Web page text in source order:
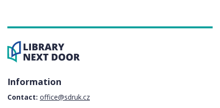
Information
Contact: office@sdruk.cz